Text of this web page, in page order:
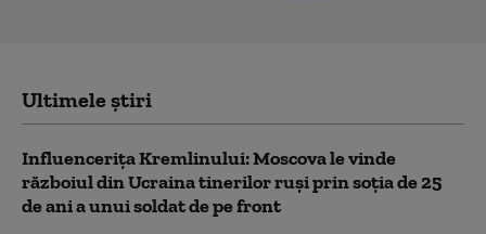
Ultimele știri
Influencerița Kremlinului: Moscova le vinde
războiul din Ucraina tinerilor ruși prin soția de 25
de ani a unui soldat de pe front